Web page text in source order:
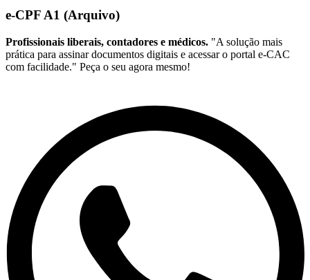
e-CPF A1 (Arquivo)
Profissionais liberais, contadores e médicos. "A solução mais
prática para assinar documentos digitais e acessar o portal e-CAC
com facilidade." Peça o seu agora mesmo!